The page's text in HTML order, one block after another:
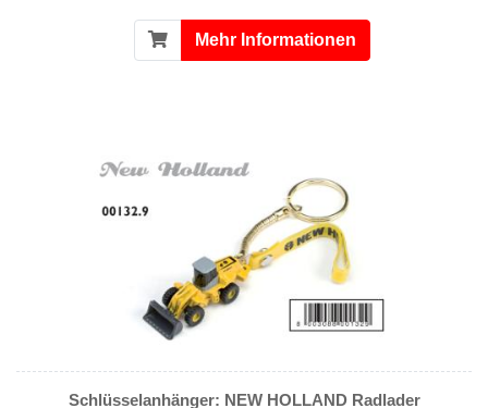
Mehr Informationen
Schlüsselanhänger: NEW HOLLAND Radlader